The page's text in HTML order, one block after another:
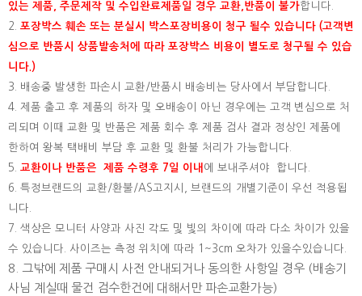
있는 제품, 주문제작 및 수입완료제품일 경우 교환,반품이 불가합니다.
2. 포장박스 훼손 또는 분실시 박스포장비용이 청구 될수 있습니다 (고객변
심으로 반품시 상품발송처에 따라 포장박스 비용이 별도로 청구될 수 있습
니다.)
3. 배송중 발생한 파손시 교환/반품시 배송비는 당사에서 부담합니다.
4. 제품 출고 후 제품의 하자 및 오배송이 아닌 경우에는 고객 변심으로 처
리되며 이때 교환 및 반품은 제품 회수 후 제품 검사 결과 정상인 제품에
한하여 왕복 택배비 부담 후 교환 및 환불 처리가 가능합니다.
5. 교환이나 반품은 제품 수령후 7일 이내 에 보내주셔야 합니다.
6. 특정브랜드의 교환/환불/AS고지시, 브랜드의 개별기준이 우선 적용됩
니다.
7. 색상은 모니터 사양과 사진 각도 및 빛의 차이에 따라 다소 차이가 있을
수 있습니다. 사이즈는 측정 위치에 따라 1~3cm 오차가 있을수있습니다.
8. 그밖에 제품 구매시 사전 안내되거나 동의한 사항일 경우 (배송기
사님 계실때 물건 검수한건에 대해서만 파손교환가능)